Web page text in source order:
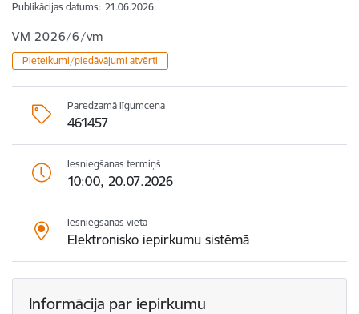
Publikācijas datums: 21.06.2026.
VM 2026/6/vm
Pieteikumi/piedāvājumi atvērti
Paredzamā līgumcena
461457
Iesniegšanas termiņš
10:00, 20.07.2026
Iesniegšanas vieta
Elektronisko iepirkumu sistēmā
Informācija par iepirkumu